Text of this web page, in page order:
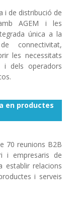
i de distribució de
AGEM i les
única a la
connectivitat,
les necessitats
i dels operadors
en productes
70 reunions B2B
i empresaris de
establir relacions
i serveis